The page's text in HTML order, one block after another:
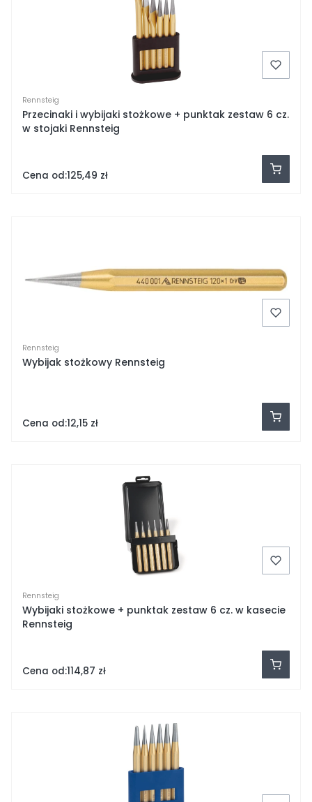
Rennsteig
Przecinaki i wybijaki stożkowe + punktak zestaw 6 cz.
w stojaki Rennsteig
Cena od:125,49 zł
Rennsteig
Wybijak stożkowy Rennsteig
Cena od:12,15 zł
Rennsteig
Wybijaki stożkowe + punktak zestaw 6 cz. w kasecie
Rennsteig
Cena od:114,87 zł